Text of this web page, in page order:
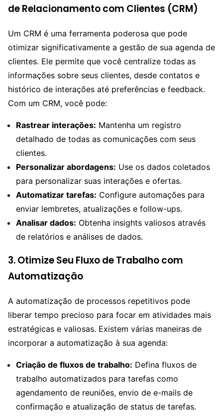
de Relacionamento com Clientes (CRM)
Um CRM é uma ferramenta poderosa que pode
otimizar significativamente a gestão de sua agenda de
clientes. Ele permite que você centralize todas as
informações sobre seus clientes, desde contatos e
histórico de interações até preferências e feedback.
Com um CRM, você pode:
Rastrear interações: Mantenha um registro
detalhado de todas as comunicações com seus
clientes.
Personalizar abordagens: Use os dados coletados
para personalizar suas interações e ofertas.
Automatizar tarefas: Configure automações para
enviar lembretes, atualizações e follow-ups.
Analisar dados: Obtenha insights valiosos através
de relatórios e análises de dados.
3.Otimize Seu Fluxo de Trabalho com
Automatização
A automatização de processos repetitivos pode
liberar tempo precioso para focar em atividades mais
estratégicas e valiosas. Existem várias maneiras de
incorporar a automatização à sua agenda:
Criação de fluxos de trabalho: Defina fluxos de
trabalho automatizados para tarefas como
agendamento de reuniões, envio de e-mails de
confirmação e atualização de status de tarefas.